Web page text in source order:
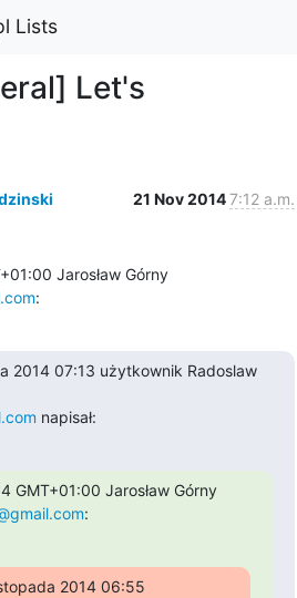
Lists
Let's
21 Nov 20147:12 a.m.
2014-11-21 7:58 GMT+01:00 Jarosław Górny
:
2014 07:13 użytkownik Radoslaw
napisał:
2014-11-21 7:04 GMT+01:00 Jarosław Górny
:
2014 06:55